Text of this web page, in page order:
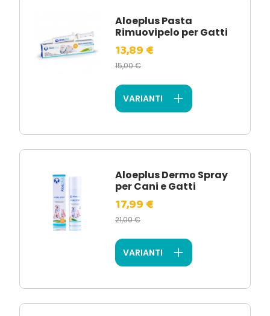
Aloeplus Pasta
Rimuovipelo per Gatti
13,89 €
15,00 €
VARIANTI
Aloeplus Dermo Spray
per Cani e Gatti
17,99 €
21,00 €
VARIANTI